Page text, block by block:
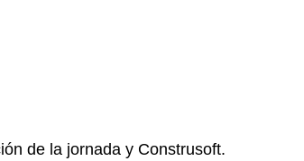
de la jornada y Construsoft.